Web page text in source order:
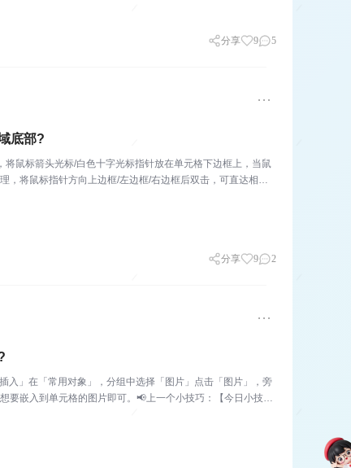
分享 9 5
底部?
鼠标箭头光标/白色十字光标指针放在单元格下边框上，当鼠
，将鼠标指针方向上边框/左边框/右边框后双击，可直达相应
分享 9 2
入」在「常用对象」，分组中选择「图片」点击「图片」，旁
要嵌入到单元格的图片即可。📢上一个小技巧：【今日小技